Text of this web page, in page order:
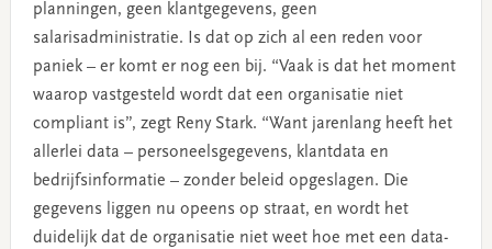
planningen, geen klantgegevens, geen
salarisadministratie. Is dat op zich al een reden voor
paniek – er komt er nog een bij. “Vaak is dat het moment
waarop vastgesteld wordt dat een organisatie niet
compliant is”, zegt Reny Stark. “Want jarenlang heeft het
allerlei data – personeelsgegevens, klantdata en
bedrijfsinformatie – zonder beleid opgeslagen. Die
gegevens liggen nu opeens op straat, en wordt het
duidelijk dat de organisatie niet weet hoe met een data-